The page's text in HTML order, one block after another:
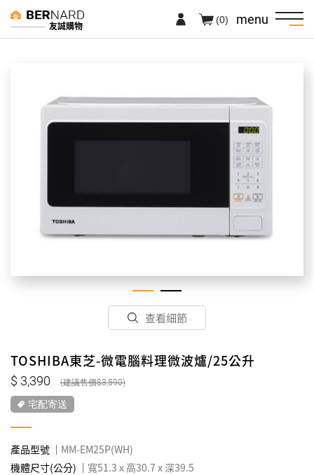
友誠購物 menu
(0)
查看細節
TOSHIBA東芝-微電腦料理微波爐/25公升
3,390 3,590
宅配寄送
產品型號
MM-EM25P(WH)
機體尺寸(公分)
寬51.3 x 高30.7 x 深39.5